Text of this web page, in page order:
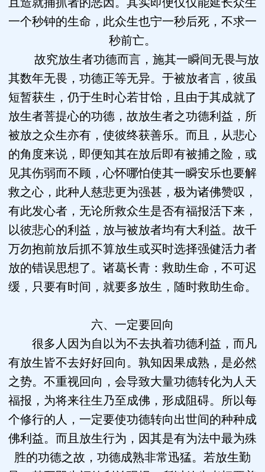
一个秒钟的生命，此众生也宁一秒后死，不求一
秒前亡。
故究放生者功德而言，施其一瞬间无畏与放
其数年无畏，功德正等无异。于被放者言，彼虽
短暂获生，仍于生时心若甘饴，且由于其成就了
放生者菩提心的功德，故放生者之功德利益，所
被放之众生亦有，使彼终获善乐。而且，从悲心
的角度来说，即便知其在放后即有被捕之险，或
见其伤弱而不顾，心怀哪怕使其一瞬安乐也要解
救之心，此种人慈悲更为强甚，极为诸佛赞叹，
有此发心者，无论所救众生是否有福报活下来，
以彼悲心的利益，放与被放者均有大利益。故千
万勿抱前放后抓不算放生或买时选择强健活力者
放的错误思想了。诸葛长青：救助生命，不可迟
缓，只要有时间，就要多放生，随时救助生命。
六、一定要回向
很多人因为自以为不去执着功德利益，而凡
有放生皆不去好好回向。孰知因果成熟，是必然
之势。不重视回向，会导致大量功德转化为人天
福报，为将来往生乃至成佛，形成阻碍。所以每
个修行的人，一定要使功德转向出世间的种种成
佛利益。而且放生行为，因其是有为法中最为殊
胜的功德之故，功德成熟非常迅猛。若放生勤